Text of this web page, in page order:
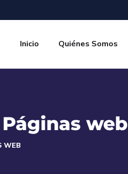
Inicio Quiénes Somos
Páginas web
WEB